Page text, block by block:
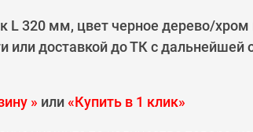
320 мм, цвет черное дерево/хром
доставкой до ТК с
» или«Купить в 1 клик»